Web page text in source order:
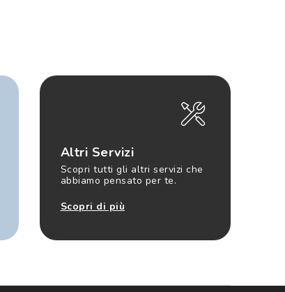
Altri Servizi
Scopri tutti gli altri servizi che
abbiamo pensato per te.
Scopri di più